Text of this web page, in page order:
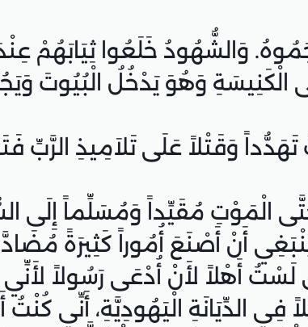
الْكَنِيسَةِ وَهُوَ يَدْخُلُ الْبُيُوتَ